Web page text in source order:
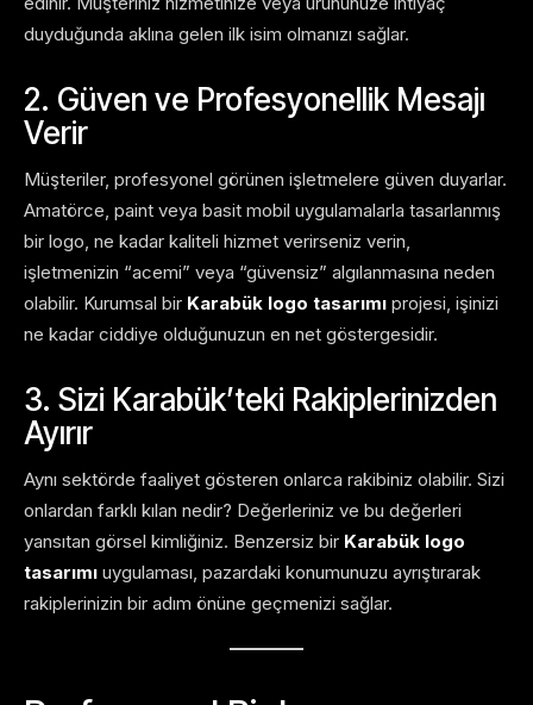
duyduğunda aklına gelen ilk isim olmanızı sağlar.
2. Güven ve Profesyonellik Mesajı
Verir
Müşteriler, profesyonel görünen işletmelere güven duyarlar.
Amatörce, paint veya basit mobil uygulamalarla tasarlanmış
bir logo, ne kadar kaliteli hizmet verirseniz verin,
işletmenizin “acemi” veya “güvensiz” algılanmasına neden
olabilir. Kurumsal bir Karabük logo tasarımı projesi, işinizi
ne kadar ciddiye olduğunuzun en net göstergesidir.
3. Sizi Karabük’teki Rakiplerinizden
Ayırır
Aynı sektörde faaliyet gösteren onlarca rakibiniz olabilir. Sizi
onlardan farklı kılan nedir? Değerleriniz ve bu değerleri
yansıtan görsel kimliğiniz. Benzersiz bir Karabük logo
tasarımı uygulaması, pazardaki konumunuzu ayrıştırarak
rakiplerinizin bir adım önüne geçmenizi sağlar.